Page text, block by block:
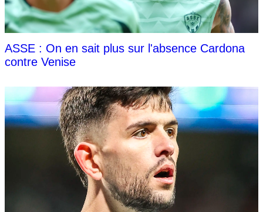
ASSE : On en sait plus sur l'absence Cardona
contre Venise